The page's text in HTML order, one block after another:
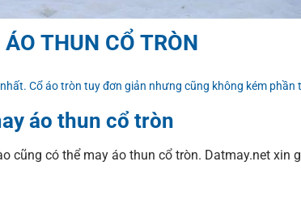
THUN CỔ TRÒN
Cổ áo tròn tuy đơn giản nhưng cũng không kém phần
áo thun cổ tròn
cũng có thể may áo thun cổ tròn. Datmay.net xin